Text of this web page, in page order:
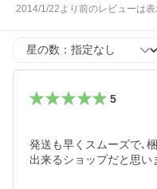
2014/1/22より前のレビューは
星の数
5
発送も早くスムーズで､
出来るショップだと思い